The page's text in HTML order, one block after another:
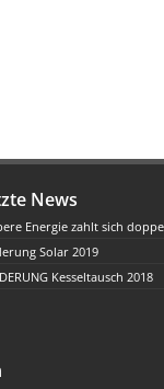
News
Energie zahlt sich
Solar 2019
Kesseltausch 2018